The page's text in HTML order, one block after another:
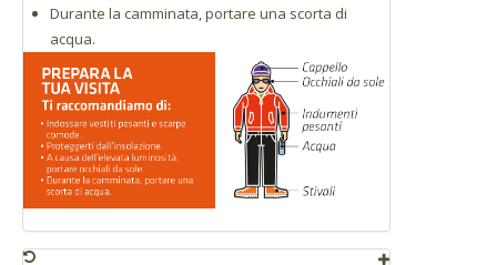
Durante la camminata, portare una scorta di
acqua.